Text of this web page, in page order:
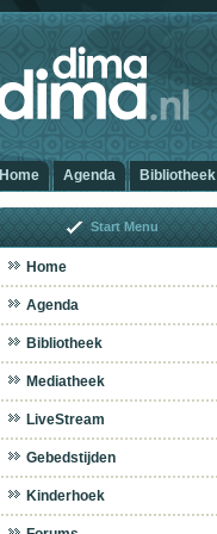
Home Agenda Bibliotheek
Start Menu
Home
Agenda
Bibliotheek
Mediatheek
LiveStream
Gebedstijden
Kinderhoek